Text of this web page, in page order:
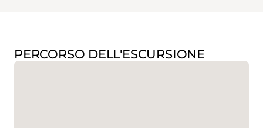
PERCORSO DELL'ESCURSIONE